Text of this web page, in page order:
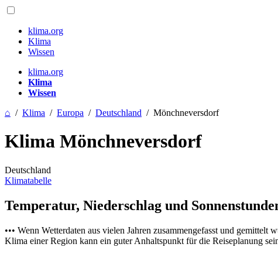
klima.org
Klima
Wissen
klima.org
Klima
Wissen
⌂ / Klima / Europa / Deutschland / Mönchneversdorf
Klima Mönchneversdorf
Deutschland
Klimatabelle
Temperatur, Niederschlag und
••• Wenn Wetterdaten aus vielen Jahren zusammengefasst und gemittelt
Klima einer Region kann ein guter Anhaltspunkt für die Reiseplanung